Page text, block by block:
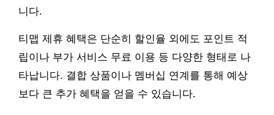
니다.
티맵 제휴 혜택은 단순히 할인율 외에도 포인트 적
립이나 부가 서비스 무료 이용 등 다양한 형태로 나
타납니다. 결합 상품이나 멤버십 연계를 통해 예상
보다 큰 추가 혜택을 얻을 수 있습니다.